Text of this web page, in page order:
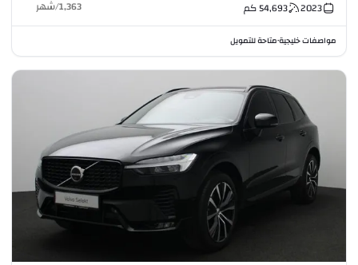
2023
54,693كم 1,363
/شهر
مواصفات خليجية•متاحة للتمويل